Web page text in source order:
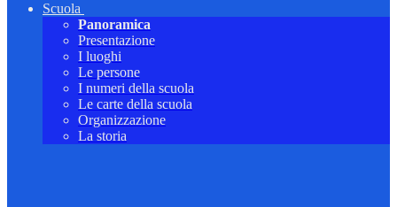
Scuola
Panoramica
Presentazione
I luoghi
Le persone
I numeri della scuola
Le carte della scuola
Organizzazione
La storia